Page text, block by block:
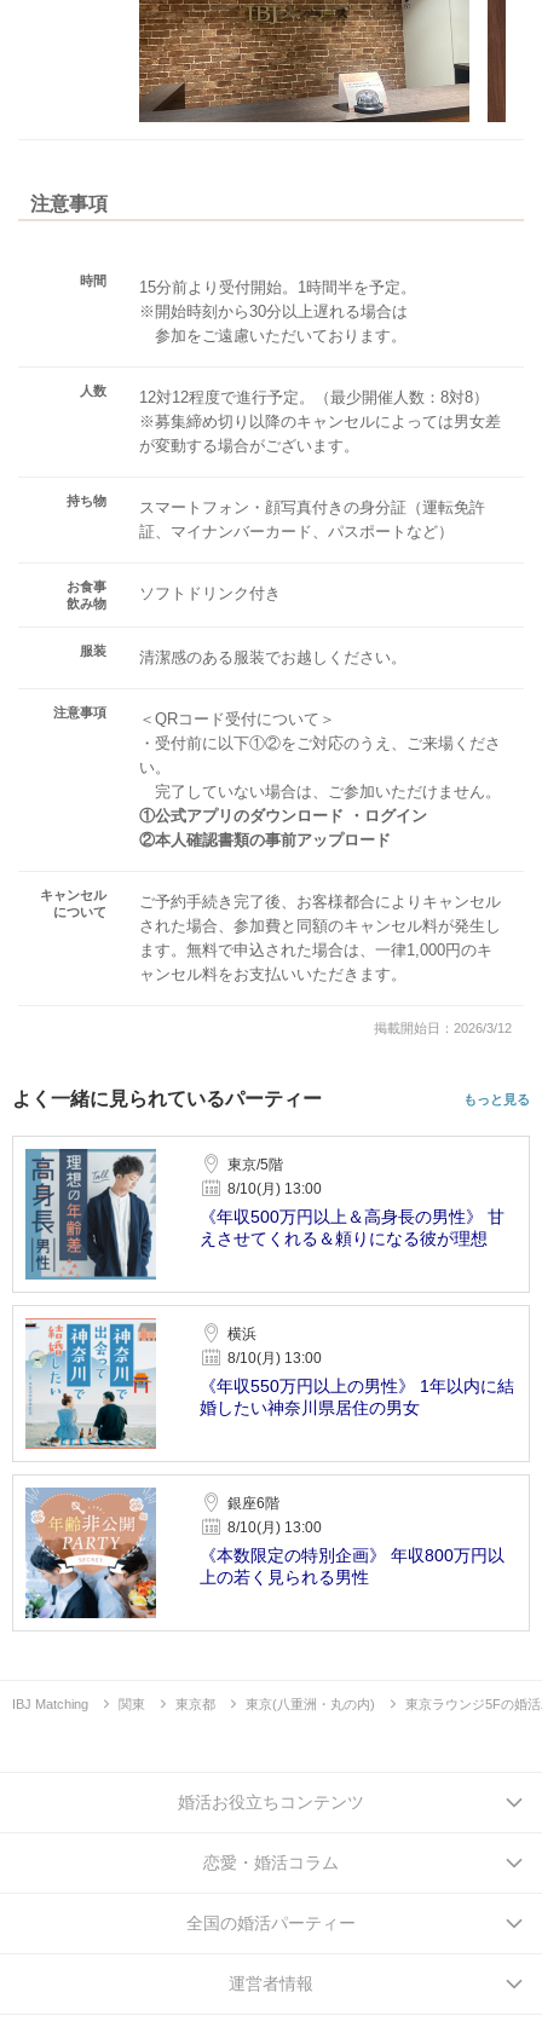
注意事項
時間
15分前より受付開始。1時間半を予定。
※開始時刻から30分以上遅れる場合は
参加をご遠慮いただいております。
人数
12対12程度で進行予定。（最少開催人数：8対8）
※募集締め切り以降のキャンセルによっては男女差
が変動する場合がございます。
持ち物
スマートフォン・顔写真付きの身分証（運転免許
証、マイナンバーカード、パスポートなど）
お食事
飲み物
ソフトドリンク付き
服装 清潔感のある服装でお越しください。
注意事項
＜QRコード受付について＞
・受付前に以下①②をご対応のうえ、ご来場くださ
い。
完了していない場合は、ご参加いただけません。
①公式アプリのダウンロード ・ログイン
②本人確認書類の事前アップロード
キャンセル
について
ご予約手続き完了後、お客様都合によりキャンセル
された場合、参加費と同額のキャンセル料が発生し
ます。無料で申込された場合は、一律1,000円のキ
ャンセル料をお支払いいただきます。
掲載開始日：2026/3/12
よく一緒に見られているパーティー もっと見る
東京/5階
8/10(月) 13:00
《年収500万円以上＆高身長の男性》 甘
えさせてくれる＆頼りになる彼が理想
横浜
8/10(月) 13:00
《年収550万円以上の男性》 1年以内に結
婚したい神奈川県居住の男女
銀座6階
8/10(月) 13:00
《本数限定の特別企画》 年収800万円以
上の若く見られる男性
IBJ Matching 関東 東京都 東京(八重洲・丸の内) 東京ラウンジ5Fの婚
婚活お役立ちコンテンツ
恋愛・婚活コラム
全国の婚活パーティー
運営者情報